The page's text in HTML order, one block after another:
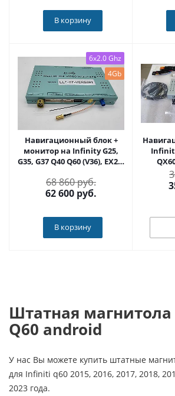
В корзину
6x2.0 Ghz
4Gb
Навигационный блок +
монитор на Infinity G25,
G35, G37 Q40 Q60 (V36), EX25,
2016 на Android 9.0 -
Carmedia YF-5097
68 860 руб.
62 600 руб.
В корзину
Infiniti
Штатная
Q60 android
У нас Вы можете купить штатные
для Infiniti q60 2015, 2016, 2017, 2018,
2023 года.